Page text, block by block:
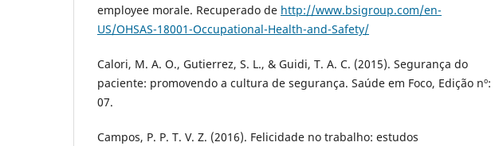
employee morale. Recuperado de http://www.bsigroup.com/en-
US/OHSAS-18001-Occupational-Health-and-Safety/
Calori, M. A. O., Gutierrez, S. L., & Guidi, T. A. C. (2015). Segurança do
paciente: promovendo a cultura de segurança. Saúde em Foco, Edição nº:
07.
Campos, P. P. T. V. Z. (2016). Felicidade no trabalho: estudos